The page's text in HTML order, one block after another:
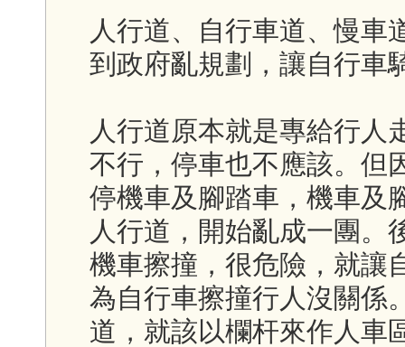
人行道、自行車道、慢車
到政府亂規劃，讓自行車
人行道原本就是專給行人
不行，停車也不應該。但
停機車及腳踏車，機車及
人行道，開始亂成一團。
機車擦撞，很危險，就讓
為自行車擦撞行人沒關係
道，就該以欄杆來作人車